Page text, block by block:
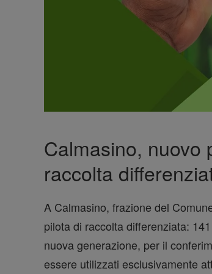
Calmasino, nuovo
raccolta
A Calmasino, frazione del
pilota di raccolta differenziata:
nuova generazione, per il
essere utilizzati esclusivamente